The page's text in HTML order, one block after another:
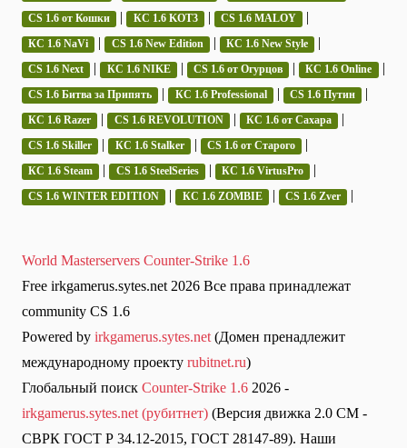
CS 1.6 от Кошки | КС 1.6 KOT3 | CS 1.6 MALOY |
КС 1.6 NaVi | CS 1.6 New Edition | КС 1.6 New Style |
CS 1.6 Next | КС 1.6 NIKE | CS 1.6 от Огурцов | КС 1.6 Online |
CS 1.6 Битва за Припять | КС 1.6 Professional | CS 1.6 Путин |
КС 1.6 Razer | CS 1.6 REVOLUTION | КС 1.6 от Сахара |
CS 1.6 Skiller | КС 1.6 Stalker | CS 1.6 от Старого |
КС 1.6 Steam | CS 1.6 SteelSeries | КС 1.6 VirtusPro |
CS 1.6 WINTER EDITION | КС 1.6 ZOMBIE | CS 1.6 Zver |
World Masterservers Counter-Strike 1.6
Free irkgamerus.sytes.net 2026 Все права принадлежат
community CS 1.6
Powered by irkgamerus.sytes.net (Домен пренадлежит
международному проекту rubitnet.ru)
Глобальный поиск Counter-Strike 1.6 2026 -
irkgamerus.sytes.net (рубитнет) (Версия движка 2.0 СМ -
СВРК ГОСТ Р 34.12-2015, ГОСТ 28147-89). Наши